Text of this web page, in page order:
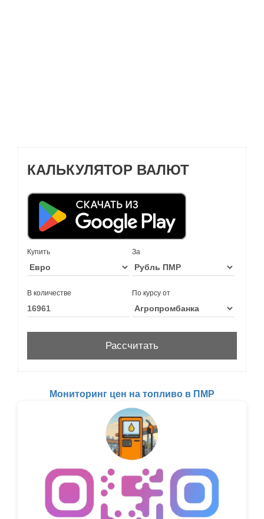
КАЛЬКУЛЯТОР ВАЛЮТ
Купить За
В количестве По курсу от
Мониторинг цен на топливо в ПМР